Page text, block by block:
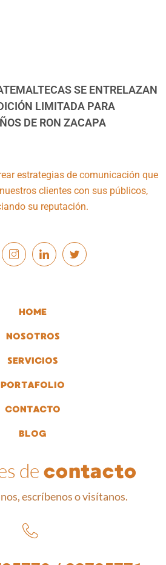
SE ENTRELAZAN
LIMITADA PARA
DE RON ZACAPA
estrategias de comunicación que
clientes con sus públicos,
su reputación.
HOME
NOSOTROS
SERVICIOS
PORTAFOLIO
CONTACTO
BLOG
de contacto
escríbenos o visítanos.